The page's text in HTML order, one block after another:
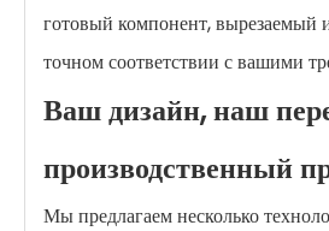
готовый компонент, вырезаемый
точном соответствии с вашими
Ваш дизайн, наш
производственный
Мы предлагаем несколько